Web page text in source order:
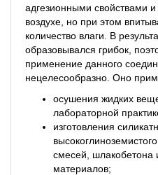
адгезионными свойствами
воздухе, но при этом
количество влаги. В
образовывался грибок,
применение данного
нецелесообразно. Оно
осушения жидких
лабораторной
изготовления
смесей, шлакобетона
материалов;